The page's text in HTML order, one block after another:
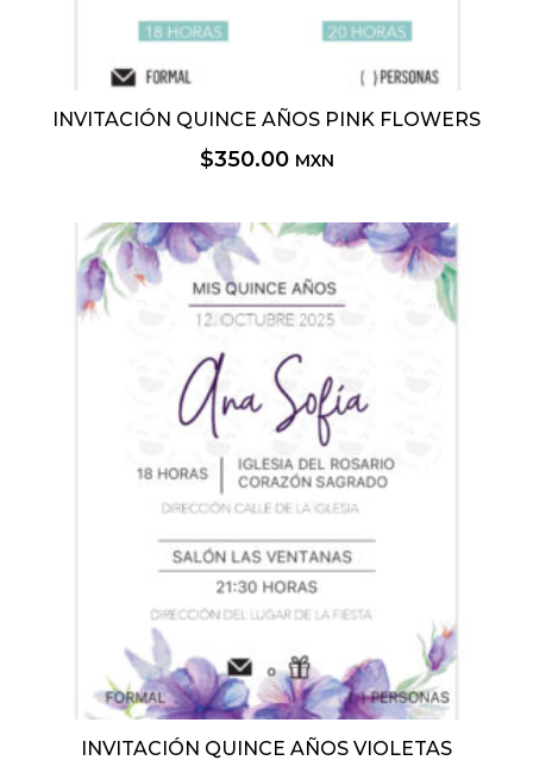
INVITACIÓN QUINCE AÑOS PINK FLOWERS
$350.00 MXN
INVITACIÓN QUINCE AÑOS VIOLETAS